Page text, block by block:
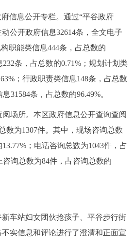
信息公开专栏。通过“平谷政府
公开政府信息32614条，全文电子
职能类信息444条，占总数的
条，占总数的0.71%；规划计划类
；行政职责类信息148条，占总数
31584条，占总数的96.49%。
所。本区政府信息公开查询查阅
数为1307件。其中，现场咨询总数
；电话咨询总数为1043件，占
咨询总数为84件，占咨询总数的
车站妇女团伙抢孩子、平谷步行街
实信息和评论进行了澄清和正面宣